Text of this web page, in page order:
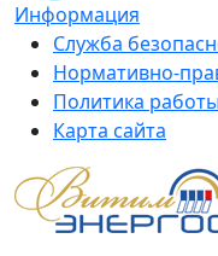
Информация
Служба
Нормативно-
Политика
Карта сайта